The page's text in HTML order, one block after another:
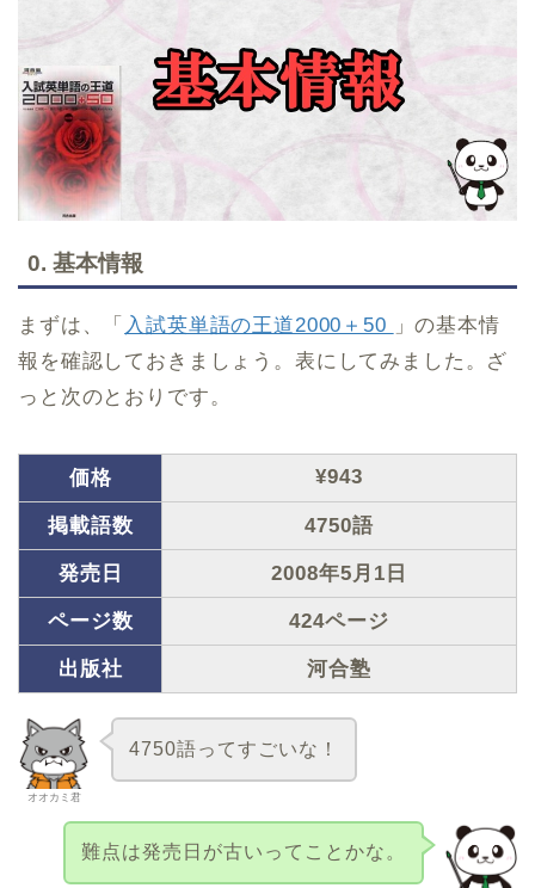
0. 基本情報
まずは、「 入試英単語の王道2000＋50
」の基本情
報を確認しておきましょう。表にしてみました。ざ
っと次のとおりです。
価格 ¥943
掲載語数 4750語
発売日 2008年5月1日
ページ数 424ページ
出版社 河合塾
オオカミ君
4750語ってすごいな！
難点は発売日が古いってことかな。